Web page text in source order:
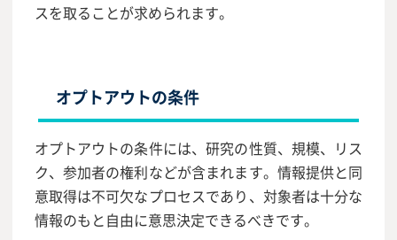
スを取ることが求められます。
オプトアウトの条件
オプトアウトの条件には、研究の性質、規模、リス
ク、参加者の権利などが含まれます。情報提供と同
意取得は不可欠なプロセスであり、対象者は十分な
情報のもと自由に意思決定できるべきです。